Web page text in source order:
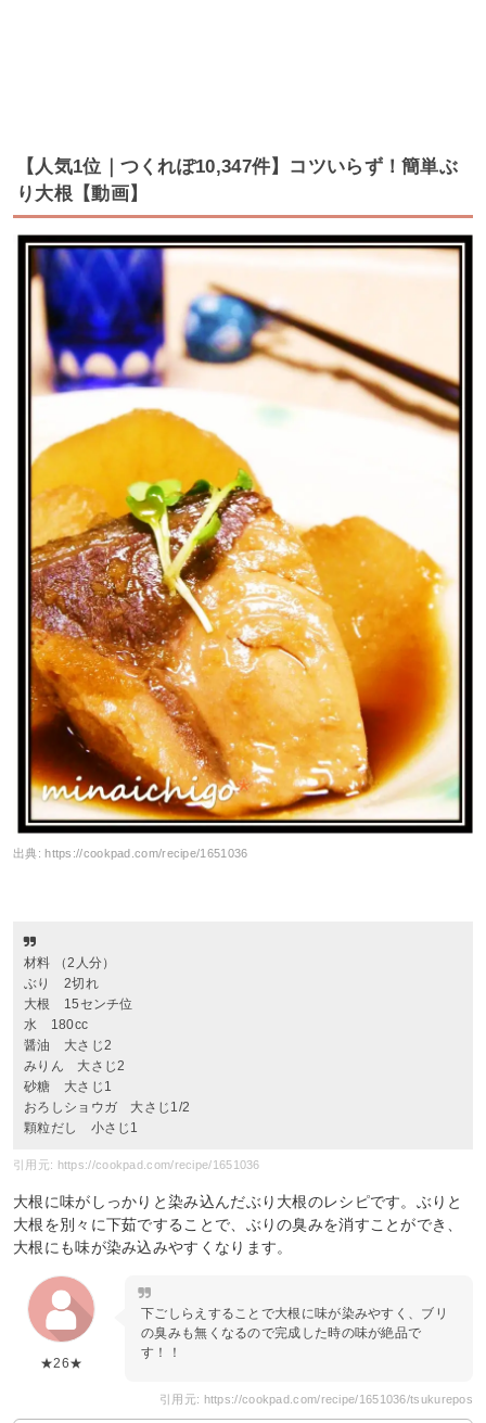
【人気1位｜つくれぽ10,347件】コツいらず！簡単ぶ
り大根【動画】
出典:https://cookpad.com/recipe/1651036
材料 （2人分）
ぶり 2切れ
大根 15センチ位
水 180cc
醤油 大さじ2
みりん 大さじ2
砂糖 大さじ1
おろしショウガ 大さじ1/2
顆粒だし 小さじ1
引用元: https://cookpad.com/recipe/1651036
大根に味がしっかりと染み込んだぶり大根のレシピです。ぶりと
大根を別々に下茹ですることで、ぶりの臭みを消すことができ、
大根にも味が染み込みやすくなります。
★26★
下ごしらえすることで大根に味が染みやすく、ブリ
の臭みも無くなるので完成した時の味が絶品で
す！！
引用元: https://cookpad.com/recipe/1651036/tsukurepos